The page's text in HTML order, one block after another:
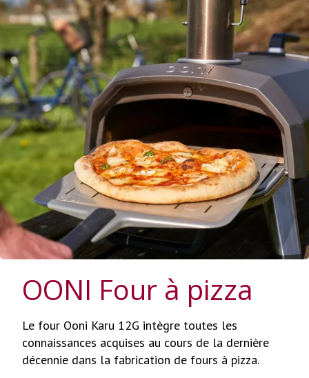
OONI Four à pizza
Le four Ooni Karu 12G intègre toutes les
connaissances acquises au cours de la dernière
décennie dans la fabrication de fours à pizza.